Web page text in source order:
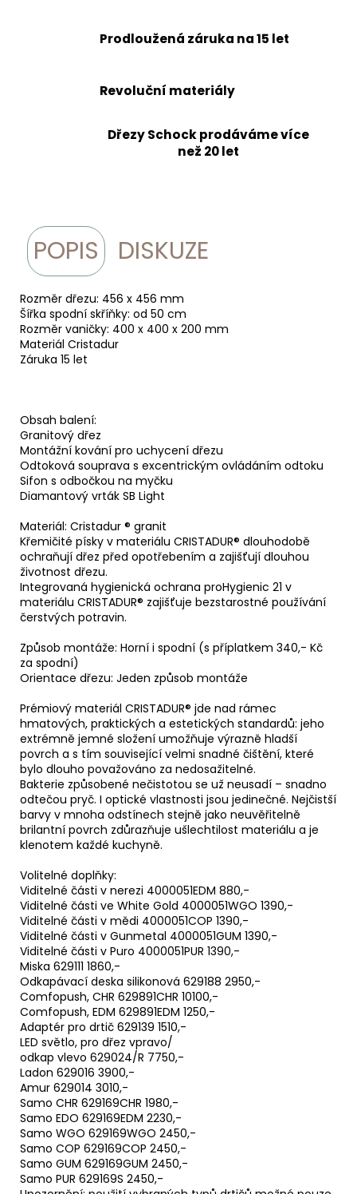
Prodloužená záruka na 15 let
Revoluční materiály
Dřezy Schock prodáváme více
než 20 let
POPIS DISKUZE
Rozměr dřezu: 456 x 456 mm
Šířka spodní skříňky: od 50 cm
Rozměr vaničky: 400 x 400 x 200 mm
Materiál Cristadur
Záruka 15 let
Obsah balení:
Granitový dřez
Montážní kování pro uchycení dřezu
Odtoková souprava s excentrickým ovládáním odtoku
Sifon s odbočkou na myčku
Diamantový vrták SB Light
Materiál: Cristadur ® granit
Křemičité písky v materiálu CRISTADUR® dlouhodobě
ochraňují dřez před opotřebením a zajišťují dlouhou
životnost dřezu.
Integrovaná hygienická ochrana proHygienic 21 v
materiálu CRISTADUR® zajišťuje bezstarostné používání
čerstvých potravin.
Způsob montáže: Horní i spodní (s příplatkem 340,- Kč
za spodní)
Orientace dřezu: Jeden způsob montáže
Prémiový materiál CRISTADUR® jde nad rámec
hmatových, praktických a estetických standardů: jeho
extrémně jemné složení umožňuje výrazně hladší
povrch a s tím související velmi snadné čištění, které
bylo dlouho považováno za nedosažitelné.
Bakterie způsobené nečistotou se už neusadí – snadno
odtečou pryč. I optické vlastnosti jsou jedinečné. Nejčistší
barvy v mnoha odstínech stejně jako neuvěřitelně
brilantní povrch zdůrazňuje ušlechtilost materiálu a je
klenotem každé kuchyně.
Volitelné doplňky:
Viditelné části v nerezi 4000051EDM 880,-
Viditelné části ve White Gold 4000051WGO 1390,-
Viditelné části v mědi 4000051COP 1390,-
Viditelné části v Gunmetal 4000051GUM 1390,-
Viditelné části v Puro 4000051PUR 1390,-
Miska 629111 1860,-
Odkapávací deska silikonová 629188 2950,-
Comfopush, CHR 629891CHR 10100,-
Comfopush, EDM 629891EDM 1250,-
Adaptér pro drtič 629139 1510,-
LED světlo, pro dřez vpravo/
odkap vlevo 629024/R 7750,-
Ladon 629016 3900,-
Amur 629014 3010,-
Samo CHR 629169CHR 1980,-
Samo EDO 629169EDM 2230,-
Samo WGO 629169WGO 2450,-
Samo COP 629169COP 2450,-
Samo GUM 629169GUM 2450,-
Samo PUR 629169S 2450,-